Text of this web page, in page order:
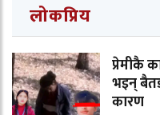
लोकप्रिय
प्रेमीकै
भइन्
कारण